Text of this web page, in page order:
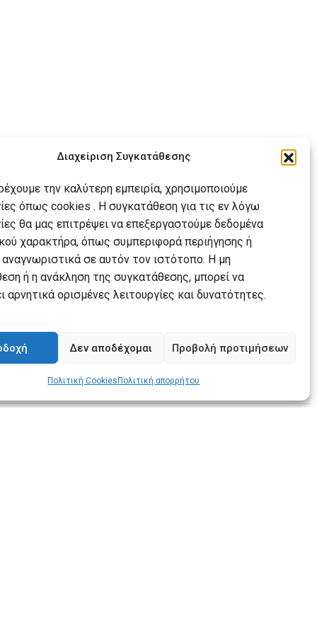
Διαχείριση Συγκατάθεσης
την καλύτερη εμπειρία, χρησιμοποιούμε
όπως cookies . Η συγκατάθεση για τις εν λόγω
θα μας επιτρέψει να επεξεργαστούμε δεδομένα
χαρακτήρα, όπως συμπεριφορά περιήγησης ή
αναγνωριστικά σε αυτόν τον ιστότοπο. Η μη
ή η ανάκληση της συγκατάθεσης, μπορεί να
αρνητικά ορισμένες λειτουργίες και δυνατότητες.
Δεν αποδέχομαι Προβολή προτιμήσεων
Πολιτική Cookies Πολιτική απορρήτου